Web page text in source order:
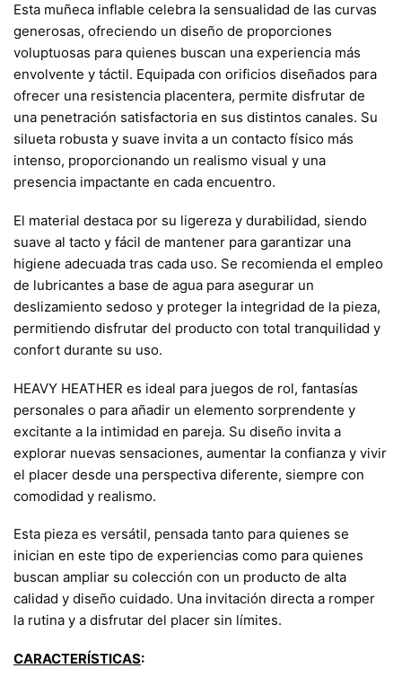
Esta muñeca inflable celebra la sensualidad de las curvas
generosas, ofreciendo un diseño de proporciones
voluptuosas para quienes buscan una experiencia más
envolvente y táctil. Equipada con orificios diseñados para
ofrecer una resistencia placentera, permite disfrutar de
una penetración satisfactoria en sus distintos canales. Su
silueta robusta y suave invita a un contacto físico más
intenso, proporcionando un realismo visual y una
presencia impactante en cada encuentro.
El material destaca por su ligereza y durabilidad, siendo
suave al tacto y fácil de mantener para garantizar una
higiene adecuada tras cada uso. Se recomienda el empleo
de lubricantes a base de agua para asegurar un
deslizamiento sedoso y proteger la integridad de la pieza,
permitiendo disfrutar del producto con total tranquilidad y
confort durante su uso.
HEAVY HEATHER es ideal para juegos de rol, fantasías
personales o para añadir un elemento sorprendente y
excitante a la intimidad en pareja. Su diseño invita a
explorar nuevas sensaciones, aumentar la confianza y vivir
el placer desde una perspectiva diferente, siempre con
comodidad y realismo.
Esta pieza es versátil, pensada tanto para quienes se
inician en este tipo de experiencias como para quienes
buscan ampliar su colección con un producto de alta
calidad y diseño cuidado. Una invitación directa a romper
la rutina y a disfrutar del placer sin límites.
CARACTERÍSTICAS: